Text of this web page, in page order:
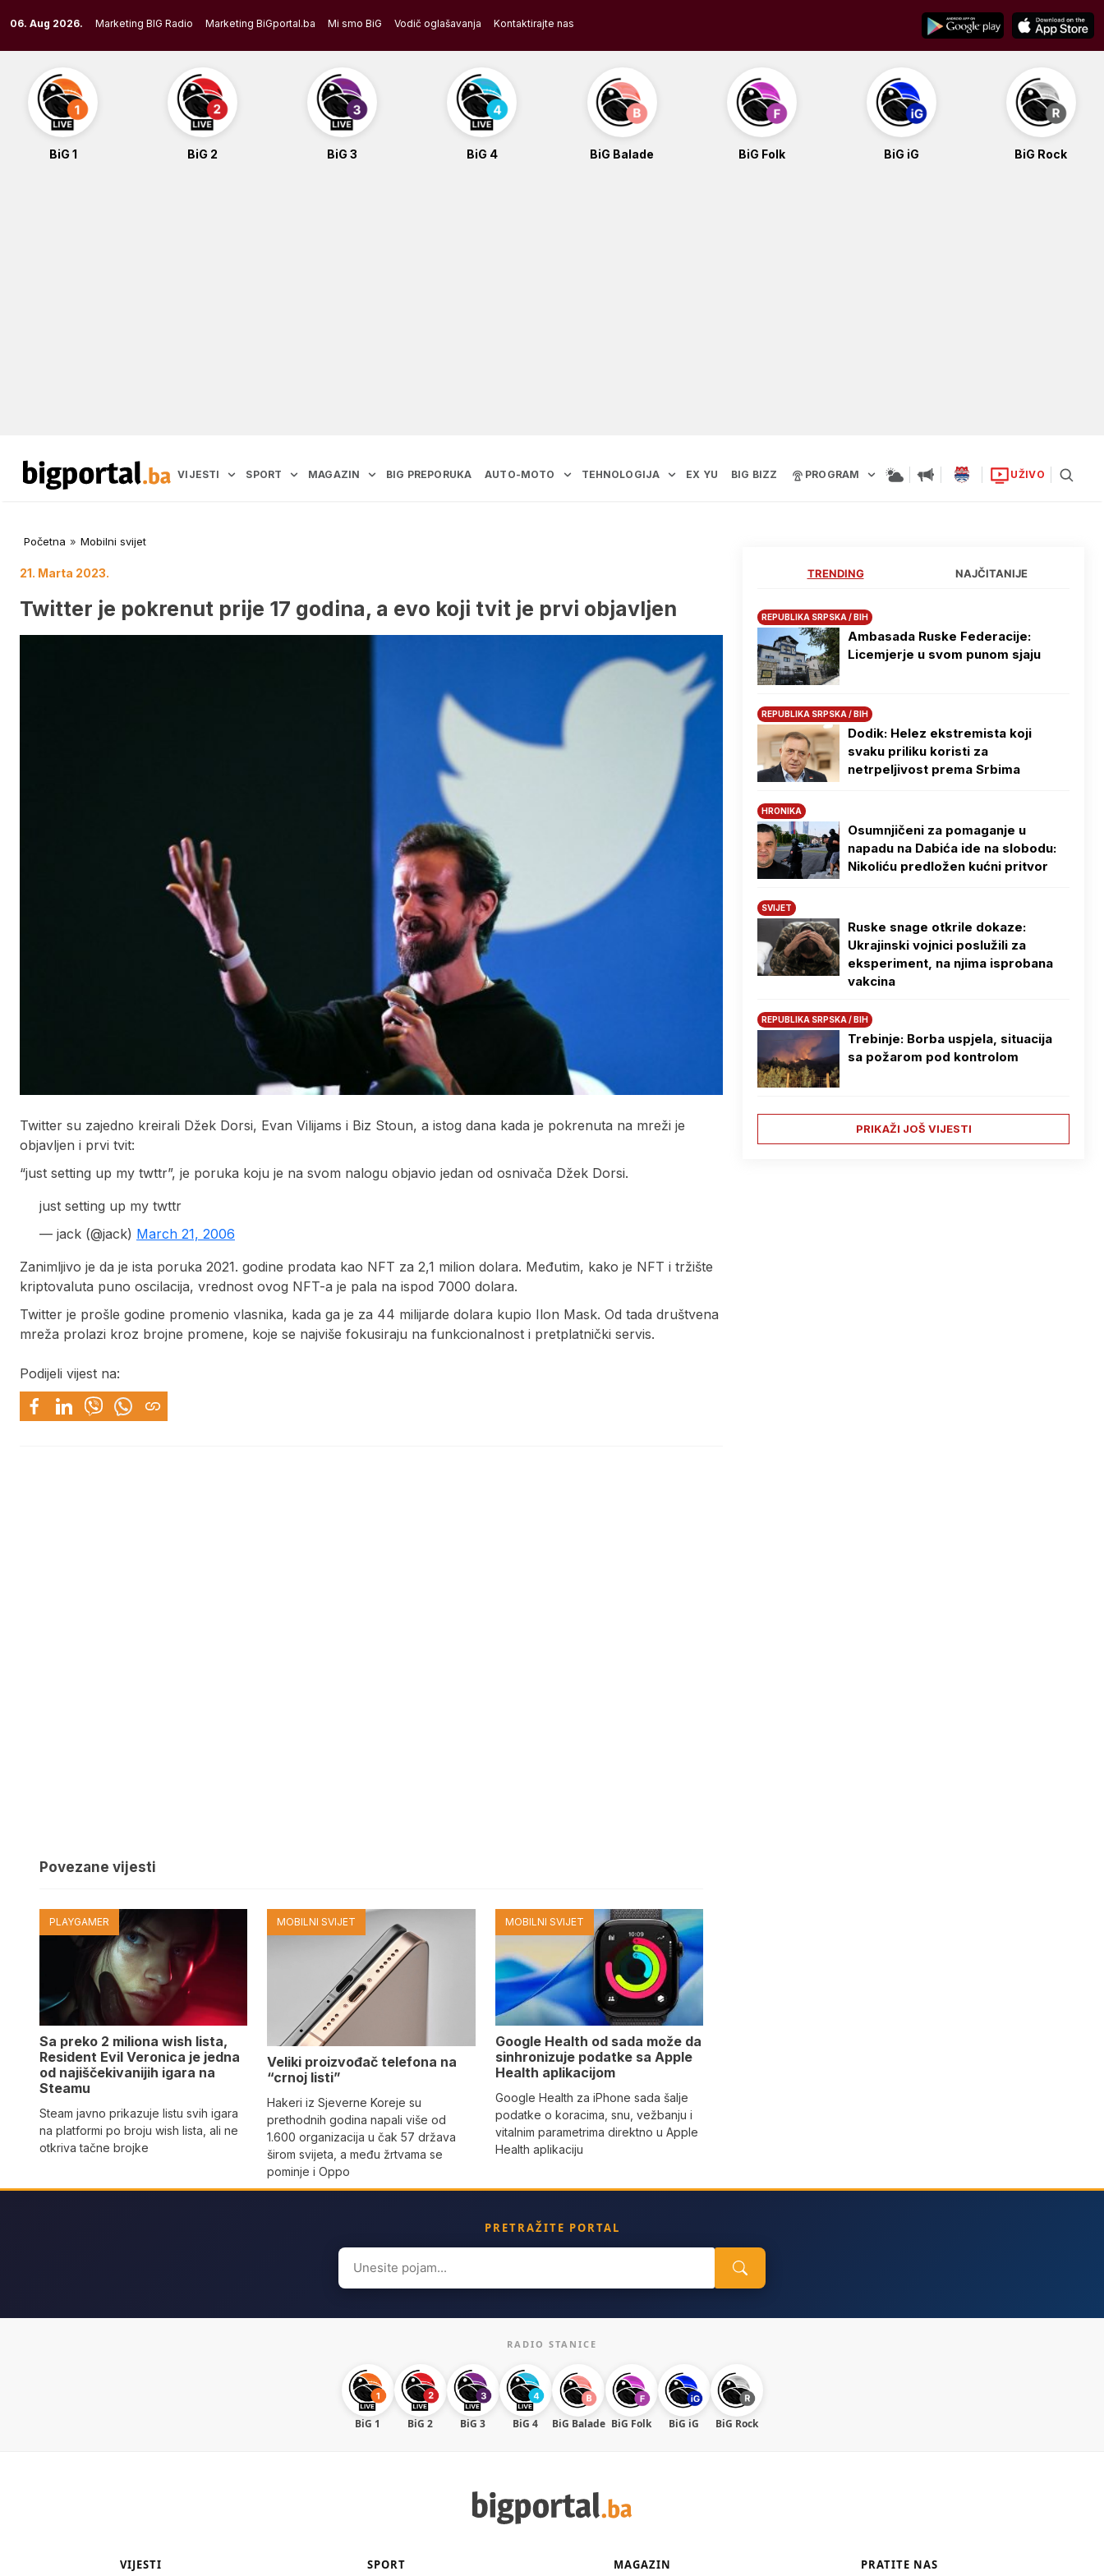
to
content
06. Aug 2026. Marketing BIG Radio Marketing BiGportal.ba Mi smo BiG Vodič oglašavanja Kontaktirajte nas
BiG 1 BiG 2 BiG 3 BiG 4 BiG Balade BiG Folk BiG iG BiG Rock
VIJESTI SPORT MAGAZIN BIG PREPORUKA AUTO-MOTO TEHNOLOGIJA EX YU BIG BIZZ PROGRAM UŽIVO
Početna » Mobilni svijet
21. Marta 2023.
Twitter je pokrenut prije 17 godina, a evo koji tvit je prvi objavljen
Twitter su zajedno kreirali Džek Dorsi, Evan Vilijams i Biz Stoun, a istog dana kada je pokrenuta na mreži je
objavljen i prvi tvit:
“just setting up my twttr”, je poruka koju je na svom nalogu objavio jedan od osnivača Džek Dorsi.
just setting up my twttr
— jack (@jack) March 21, 2006
Zanimljivo je da je ista poruka 2021. godine prodata kao NFT za 2,1 milion dolara. Međutim, kako je NFT i tržište
kriptovaluta puno oscilacija, vrednost ovog NFT-a je pala na ispod 7000 dolara.
Twitter je prošle godine promenio vlasnika, kada ga je za 44 milijarde dolara kupio Ilon Mask. Od tada društvena
mreža prolazi kroz brojne promene, koje se najviše fokusiraju na funkcionalnost i pretplatnički servis.
Podijeli vijest na:
Povezane vijesti
PLAYGAMER
Sa preko 2 miliona wish lista,
Resident Evil Veronica je jedna
od najiščekivanijih igara na
Steamu
Steam javno prikazuje listu svih igara
na platformi po broju wish lista, ali ne
otkriva tačne brojke
MOBILNI SVIJET
Veliki proizvođač telefona na
“crnoj listi”
Hakeri iz Sjeverne Koreje su
prethodnih godina napali više od
1.600 organizacija u čak 57 država
širom svijeta, a među žrtvama se
pominje i Oppo
MOBILNI SVIJET
Google Health od sada može da
sinhronizuje podatke sa Apple
Health aplikacijom
Google Health za iPhone sada šalje
podatke o koracima, snu, vežbanju i
vitalnim parametrima direktno u Apple
Health aplikaciju
TRENDING NAJČITANIJE
REPUBLIKA SRPSKA / BIH
Ambasada Ruske Federacije:
Licemjerje u svom punom sjaju
REPUBLIKA SRPSKA / BIH
Dodik: Helez ekstremista koji
svaku priliku koristi za
netrpeljivost prema Srbima
HRONIKA
Osumnjičeni za pomaganje u
napadu na Dabića ide na slobodu:
Nikoliću predložen kućni pritvor
SVIJET
Ruske snage otkrile dokaze:
Ukrajinski vojnici poslužili za
eksperiment, na njima isprobana
vakcina
REPUBLIKA SRPSKA / BIH
Trebinje: Borba uspjela, situacija
sa požarom pod kontrolom
PRIKAŽI JOŠ VIJESTI
PRETRAŽITE PORTAL
Search
for:
RADIO STANICE
BiG 1 BiG 2 BiG 3 BiG 4 BiG Balade BiG Folk BiG iG BiG Rock
VIJESTI SPORT MAGAZIN PRATITE NAS